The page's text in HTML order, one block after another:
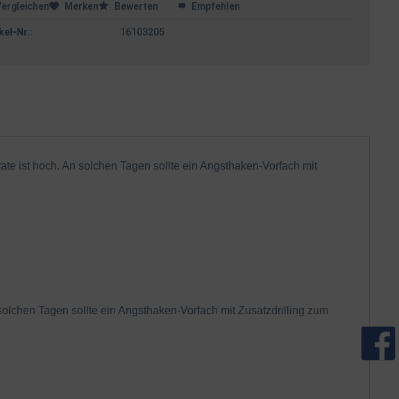
Merken Bewerten Empfehlen
Nr.: 16103205
ist hoch. An solchen Tagen sollte ein Angsthaken-Vorfach mit
Tagen sollte ein Angsthaken-Vorfach mit Zusatzdrilling zum